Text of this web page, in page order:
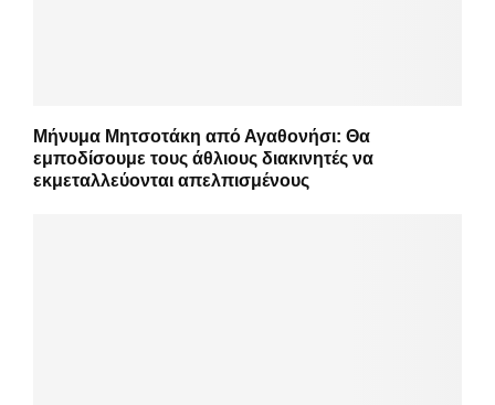
Μήνυμα Μητσοτάκη από Αγαθονήσι: Θα
εμποδίσουμε τους άθλιους διακινητές να
εκμεταλλεύονται απελπισμένους